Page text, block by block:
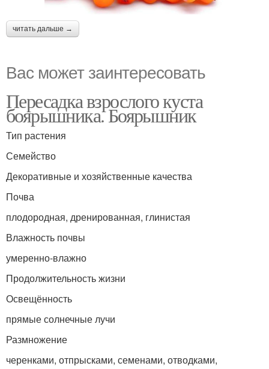
читать дальше →
Вас может заинтересовать
Пересадка взрослого куста
боярышника. Боярышник
Тип растения
Семейство
Декоративные и хозяйственные качества
Почва
плодородная, дренированная, глинистая
Влажность почвы
умеренно-влажно
Продолжительность жизни
Освещённость
прямые солнечные лучи
Размножение
черенками, отпрысками, семенами, отводками,